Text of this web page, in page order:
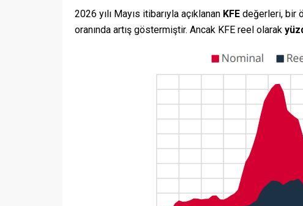
2026 yılı Mayıs itibarıyla açıklanan KFE değerleri, bir
oranında artış göstermiştir. Ancak KFE reel olarak